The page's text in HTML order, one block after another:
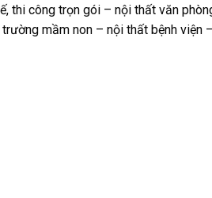
thi công trọn gói – nội thất văn
mầm non – nội thất bệnh viện